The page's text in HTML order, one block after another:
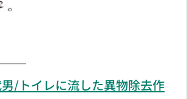
/トイレに流した異物除去作